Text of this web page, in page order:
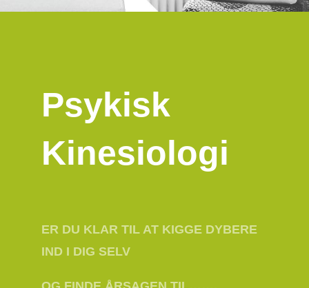
Psykisk
Kinesiologi
ER DU KLAR TIL AT KIGGE DYBERE
IND I DIG SELV